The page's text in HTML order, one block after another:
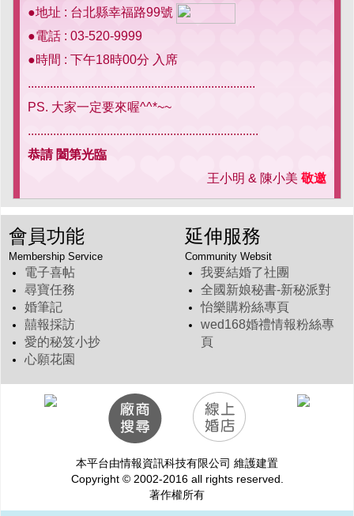
●地址 : 台北縣幸福路99號
●電話 : 03-520-9999
●時間 : 下午18時00分 入席
........................................................................
PS. 大家一定要來喔^^*~~
.........................................................................
恭請 闔第光臨
王小明 & 陳小美 敬邀
會員功能
Membership Service
電子喜帖
尋寶任務
婚筆記
囍報採訪
愛的秘笈小抄
心願花園
延伸服務
Community Websit
我要結婚了社團
全國新娘秘書-新秘派對
怡樂購粉絲專頁
wed168婚禮情報粉絲專
頁
本平台由情報資訊科技有限公司 維護建置
Copyright © 2002-2016 all rights reserved.
著作權所有